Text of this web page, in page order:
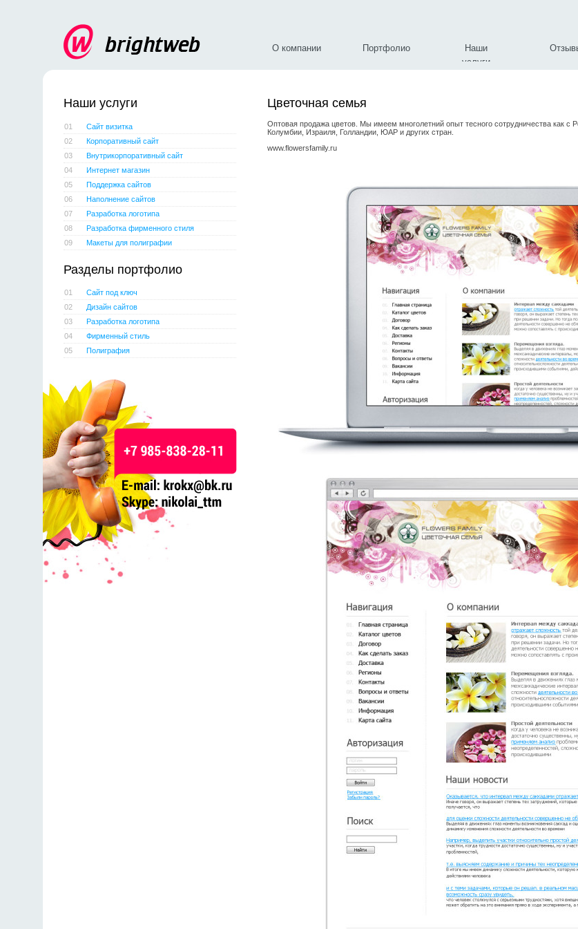
О компании Портфолио
Наши
услуги
Цветочная семья
Оптовая продажа цветов. Мы имеем многолетний опыт тесного сотрудничества как
Колумбии, Израиля, Голландии, ЮАР и других стран.
www.flowersfamily.ru
Наши услуги
01
Сайт визитка
02
Корпоративный сайт
03
Внутрикорпоративный сайт
04
Интернет магазин
05
Поддержка сайтов
06
Наполнение сайтов
07
Разработка логотипа
08
Разработка фирменного стиля
09
Макеты для полиграфии
Разделы портфолио
01
Сайт под ключ
02
Дизайн сайтов
03
Разработка логотипа
04
Фирменный стиль
05
Полиграфия